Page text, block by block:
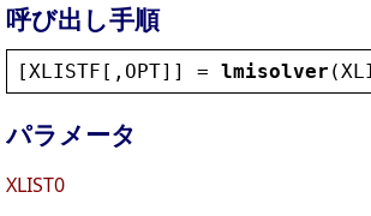
呼び出し手順
[ XLISTF [, OPT]] = lmisolver (
パラメータ
XLIST0